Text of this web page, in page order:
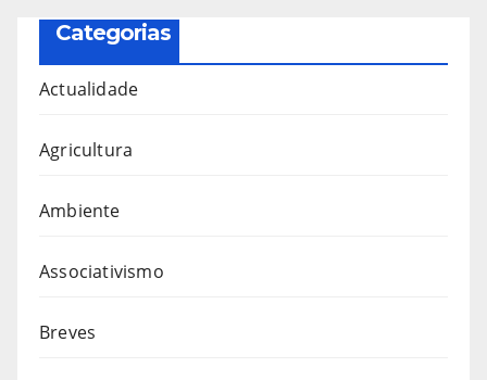
Categorias
Actualidade
Agricultura
Ambiente
Associativismo
Breves